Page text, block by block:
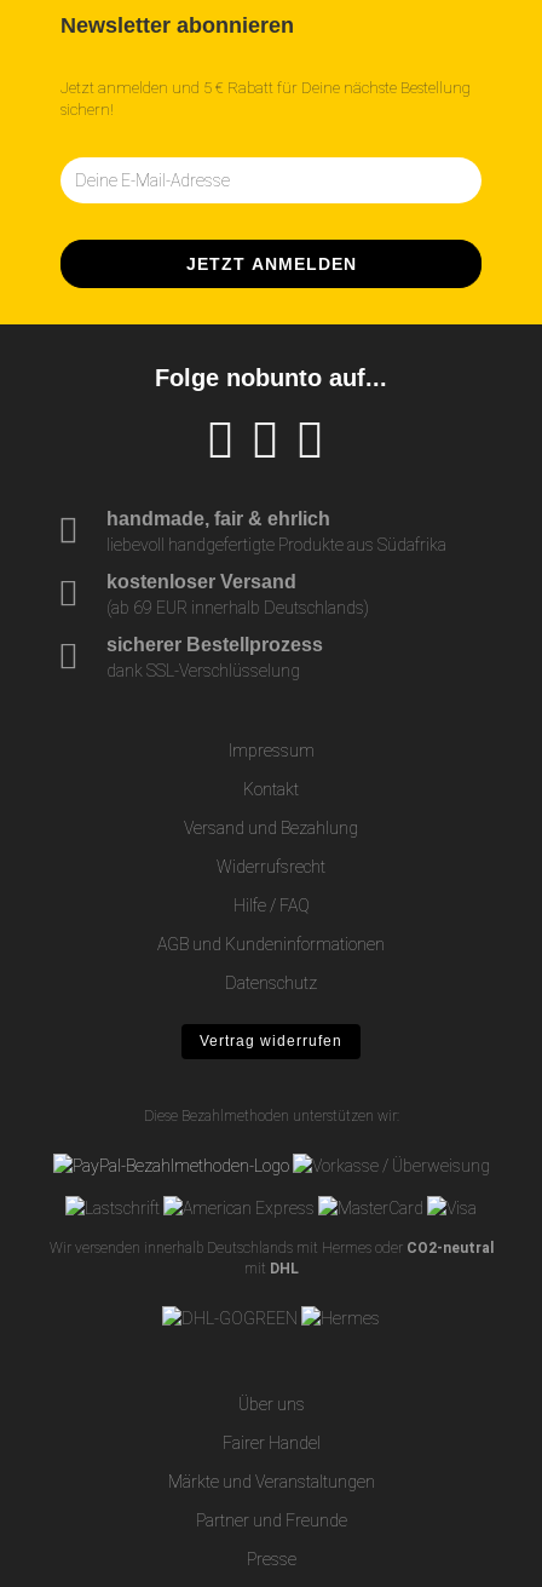
Newsletter abonnieren
Jetzt anmelden und 5 € Rabatt für Deine nächste Bestellung
sichern!
Folge nobunto auf...
handmade, fair & ehrlich
liebevoll handgefertigte Produkte aus Südafrika
kostenloser Versand
(ab 69 EUR innerhalb Deutschlands)
sicherer Bestellprozess
dank SSL-Verschlüsselung
Impressum
Kontakt
Versand und Bezahlung
Widerrufsrecht
Hilfe / FAQ
AGB und Kundeninformationen
Datenschutz
Vertrag widerrufen
Diese Bezahlmethoden unterstützen wir:
Wir versenden innerhalb Deutschlands mit Hermes oder CO2-neutral
mit DHL
Über uns
Fairer Handel
Märkte und Veranstaltungen
Partner und Freunde
Presse